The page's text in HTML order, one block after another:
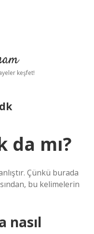
keşfet!
da mı?
Çünkü burada
bu kelimelerin
nasıl